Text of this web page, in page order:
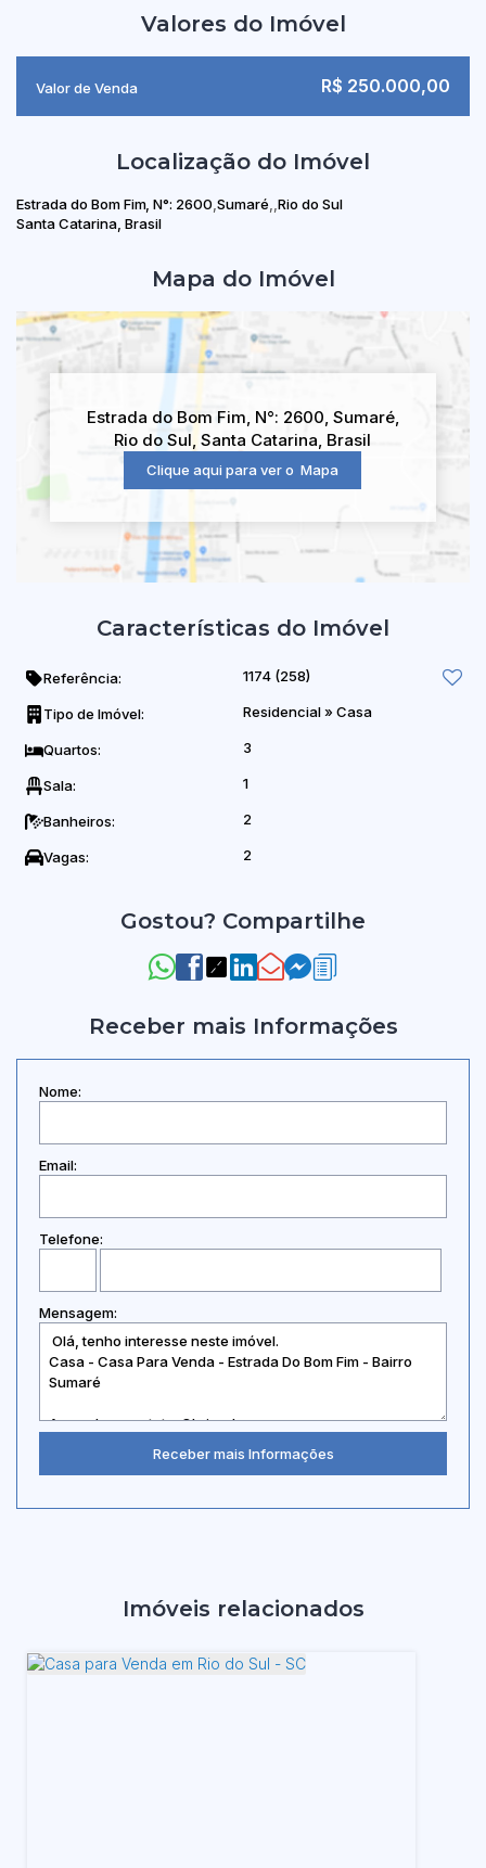
Valores do Imóvel
R$ 250.000,00
Valor de Venda
Localização do Imóvel
Estrada do Bom Fim, N°: 2600 Sumaré Rio do Sul
Santa Catarina, Brasil
Mapa do Imóvel
Estrada do Bom Fim N°: 2600 Sumaré,
Rio do Sul ,Santa Catarina Brasil
Clique aqui para ver o Mapa
Características do Imóvel
Referência: 1174 (258)
Tipo de Imóvel: Residencial» Casa
Quartos: 3
Sala: 1
Banheiros: 2
Vagas: 2
Gostou? Compartilhe
Receber mais Informações
Nome:
Email:
Telefone:
Mensagem:
Imóveis relacionados